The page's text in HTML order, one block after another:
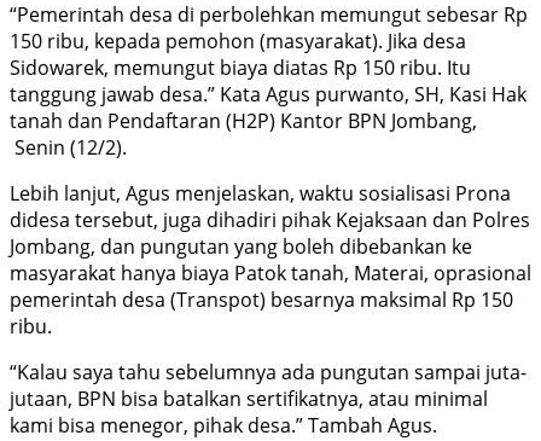
“Pemerintah desa di perbolehkan memungut sebesar Rp
150 ribu, kepada pemohon (masyarakat). Jika desa
Sidowarek, memungut biaya diatas Rp 150 ribu. Itu
tanggung jawab desa.” Kata Agus purwanto, SH, Kasi Hak
tanah dan Pendaftaran (H2P) Kantor BPN Jombang,
Senin (12/2).
Lebih lanjut, Agus menjelaskan, waktu sosialisasi Prona
didesa tersebut, juga dihadiri pihak Kejaksaan dan Polres
Jombang, dan pungutan yang boleh dibebankan ke
masyarakat hanya biaya Patok tanah, Materai, oprasional
pemerintah desa (Transpot) besarnya maksimal Rp 150
ribu.
“Kalau saya tahu sebelumnya ada pungutan sampai juta-
jutaan, BPN bisa batalkan sertifikatnya, atau minimal
kami bisa menegor, pihak desa.” Tambah Agus.